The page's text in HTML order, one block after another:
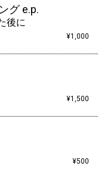
グ e.p.
後に
¥1,000
¥1,500
¥500